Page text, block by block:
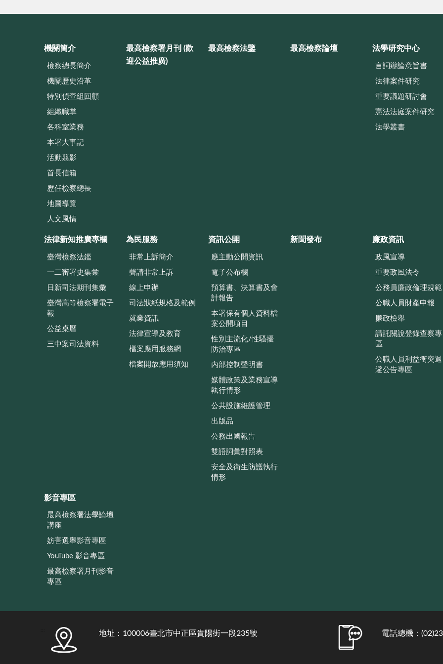
機關簡介
檢察總長簡介
機關歷史沿革
特別偵查組回顧
組織職掌
各科室業務
本署大事記
活動翦影
首長信箱
歷任檢察總長
地圖導覽
人文風情
最高檢察署月刊 (歡
迎公益推廣)
最高檢察法鑒 最高檢察論壇 法學研究中心
言詞辯論意旨書
法律案件研究
重要議題研討會
憲法法庭案件研究
法學叢書
法律新知推廣專欄
臺灣檢察法鑑
一二審署史集彙
日新司法期刊集彙
臺灣高等檢察署電子
報
公益桌曆
三中案司法資料
為民服務
非常上訴簡介
聲請非常上訴
線上申辦
司法狀紙規格及範例
就業資訊
法律宣導及教育
檔案應用服務網
檔案開放應用須知
資訊公開
應主動公開資訊
電子公布欄
預算書、決算書及會
計報告
本署保有個人資料檔
案公開項目
性別主流化/性騷擾
防治專區
內部控制聲明書
媒體政策及業務宣導
執行情形
公共設施維護管理
出版品
公務出國報告
雙語詞彙對照表
安全及衛生防護執行
情形
新聞發布 廉政資訊
政風宣導
重要政風法令
公務員廉政倫理規範
公職人員財產申報
廉政檢舉
請託關說登錄查察專
區
公職人員利益衝突迴
避公告專區
影音專區
最高檢察署法學論壇
講座
妨害選舉影音專區
YouTube 影音專區
最高檢察署月刊影音
專區
地址：100006臺北市中正區貴陽街一段235號 電話總機：